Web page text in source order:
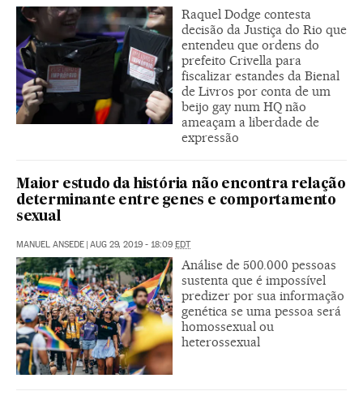
Raquel Dodge contesta
decisão da Justiça do Rio que
entendeu que ordens do
prefeito Crivella para
fiscalizar estandes da Bienal
de Livros por conta de um
beijo gay num HQ não
ameaçam a liberdade de
expressão
Maior estudo da história não encontra relação
determinante entre genes e comportamento
sexual
MANUEL ANSEDE | AUG 29, 2019 - 18:09 EDT
Análise de 500.000 pessoas
sustenta que é impossível
predizer por sua informação
genética se uma pessoa será
homossexual ou
heterossexual